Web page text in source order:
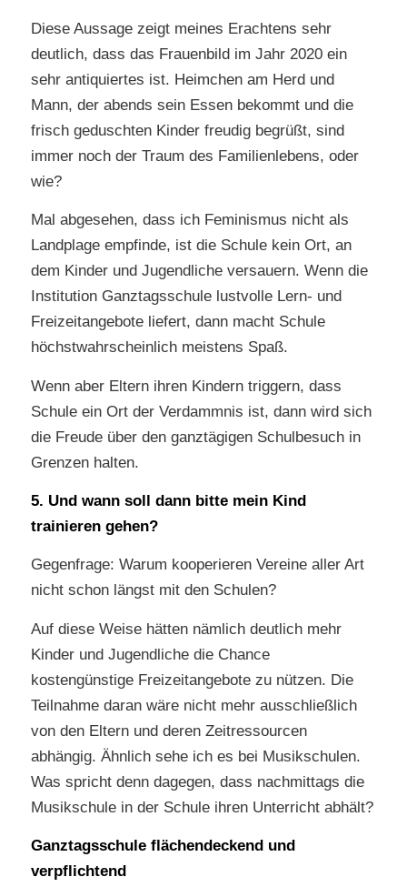
Diese Aussage zeigt meines Erachtens sehr
deutlich, dass das Frauenbild im Jahr 2020 ein
sehr antiquiertes ist. Heimchen am Herd und
Mann, der abends sein Essen bekommt und die
frisch geduschten Kinder freudig begrüßt, sind
immer noch der Traum des Familienlebens, oder
wie?
Mal abgesehen, dass ich Feminismus nicht als
Landplage empfinde, ist die Schule kein Ort, an
dem Kinder und Jugendliche versauern. Wenn die
Institution Ganztagsschule lustvolle Lern- und
Freizeitangebote liefert, dann macht Schule
höchstwahrscheinlich meistens Spaß.
Wenn aber Eltern ihren Kindern triggern, dass
Schule ein Ort der Verdammnis ist, dann wird sich
die Freude über den ganztägigen Schulbesuch in
Grenzen halten.
5. Und wann soll dann bitte mein Kind
trainieren gehen?
Gegenfrage: Warum kooperieren Vereine aller Art
nicht schon längst mit den Schulen?
Auf diese Weise hätten nämlich deutlich mehr
Kinder und Jugendliche die Chance
kostengünstige Freizeitangebote zu nützen. Die
Teilnahme daran wäre nicht mehr ausschließlich
von den Eltern und deren Zeitressourcen
abhängig. Ähnlich sehe ich es bei Musikschulen.
Was spricht denn dagegen, dass nachmittags die
Musikschule in der Schule ihren Unterricht abhält?
Ganztagsschule flächendeckend und
verpflichtend